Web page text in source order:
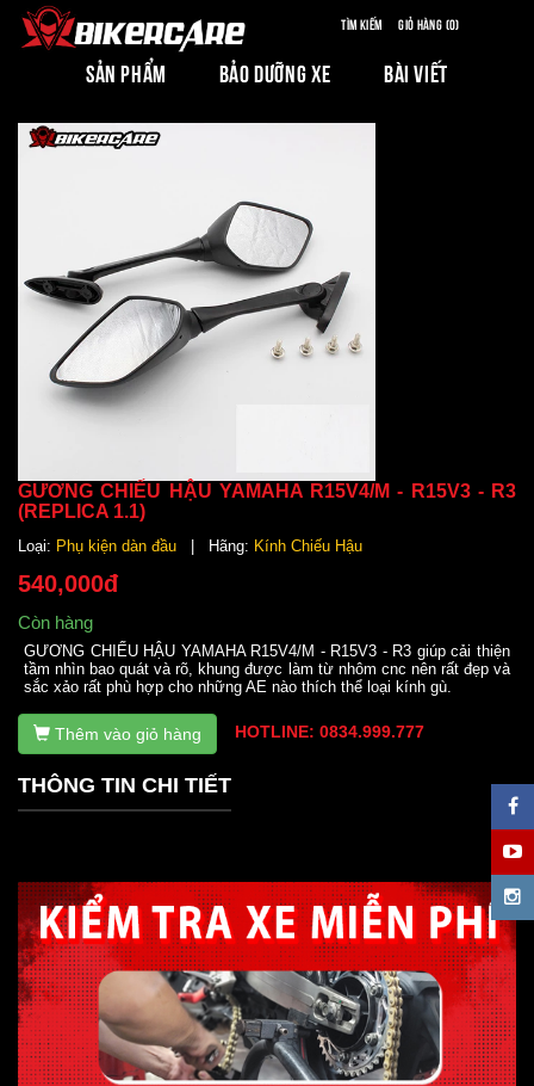
Tìm kiếm Giỏ hàng (0)
SẢN PHẨM BẢO DƯỠNG XE BÀI VIẾT
GƯƠNG CHIẾU HẬU YAMAHA R15V4/M - R15V3 - R3
(REPLICA 1.1)
Loại: Phụ kiện dàn đầu | Hãng: Kính Chiếu Hậu
540,000đ
Còn hàng
GƯƠNG CHIẾU HẬU YAMAHA R15V4/M - R15V3 - R3 giúp cải thiện
tầm nhìn bao quát và rõ, khung được làm từ nhôm cnc nên rất đẹp và
sắc xảo rất phù hợp cho những AE nào thích thể loại kính gù.
Thêm vào giỏ hàng HOTLINE: 0834.999.777
THÔNG TIN CHI TIẾT